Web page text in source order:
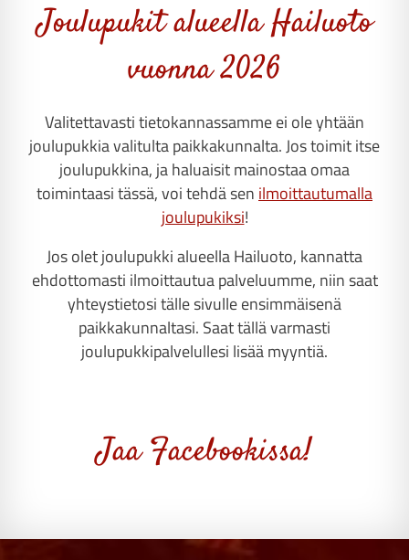
Joulupukit alueella Hailuoto
vuonna 2026
Valitettavasti tietokannassamme ei ole yhtään
joulupukkia valitulta paikkakunnalta. Jos toimit itse
joulupukkina, ja haluaisit mainostaa omaa
toimintaasi tässä, voi tehdä sen ilmoittautumalla
joulupukiksi!
Jos olet joulupukki alueella Hailuoto, kannatta
ehdottomasti ilmoittautua palveluumme, niin saat
yhteystietosi tälle sivulle ensimmäisenä
paikkakunnaltasi. Saat tällä varmasti
joulupukkipalvelullesi lisää myyntiä.
Jaa Facebookissa!